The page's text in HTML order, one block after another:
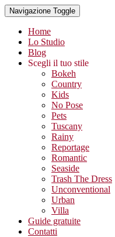
Navigazione Toggle
Home
Lo Studio
Blog
Scegli il tuo stile
Bokeh
Country
Kids
No Pose
Pets
Tuscany
Rainy
Reportage
Romantic
Seaside
Trash The Dress
Unconventional
Urban
Villa
Guide gratuite
Contatti